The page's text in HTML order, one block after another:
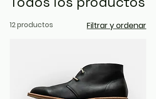
12 productos Filtrar y ordenar